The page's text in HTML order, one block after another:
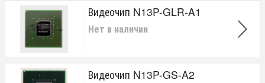
Видеочип N13P-GLR-A1
Нет в наличии
Видеочип N13P-GS-A2